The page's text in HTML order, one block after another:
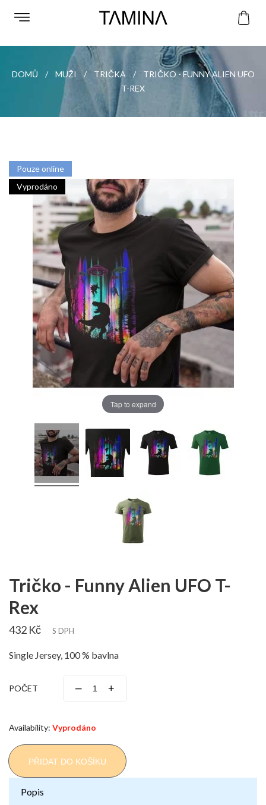
DOMŮ MUŽI TRIČKA
TRIČKO - FUNNY ALIEN UFO
T-REX
Pouze online
Vyprodáno
Tap to expand
Tričko - Funny Alien UFO T-
Rex
432 Kč S DPH
Single Jersey, 100 % bavlna
POČET – +
Availability: Vyprodáno
PŘIDAT DO KOŠÍKU
Popis